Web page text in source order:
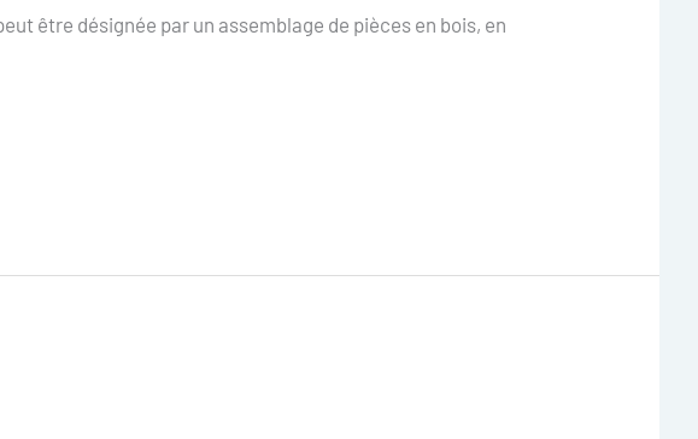
être désignée par un assemblage de pièces en bois, en